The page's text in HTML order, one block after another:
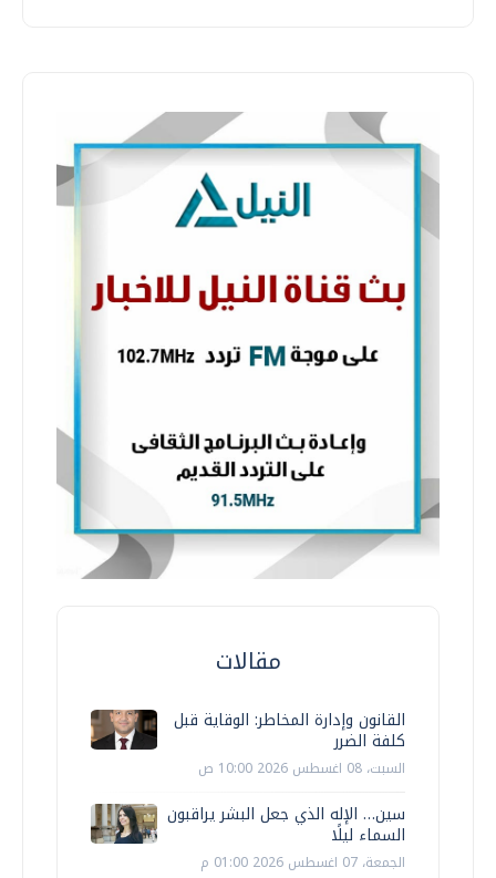
مقالات
القانون وإدارة المخاطر: الوقاية قبل
كلفة الضرر
السبت، 08 اغسطس 2026 10:00 ص
سين… الإله الذي جعل البشر يراقبون
السماء ليلًا
الجمعة، 07 اغسطس 2026 01:00 م